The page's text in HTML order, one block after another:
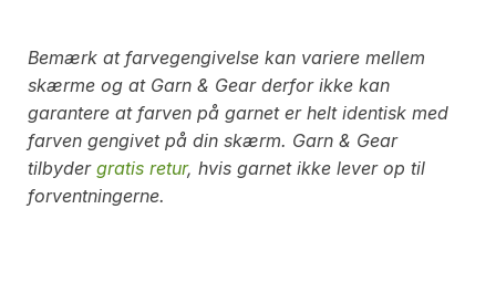
Bemærk at farvegengivelse kan variere mellem
skærme og at Garn & Gear derfor ikke kan
garantere at farven på garnet er helt identisk med
farven gengivet på din skærm. Garn & Gear
tilbyder gratis retur, hvis garnet ikke lever op til
forventningerne.